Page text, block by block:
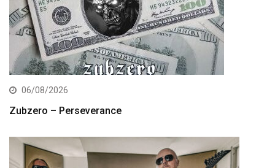
06/08/2026
Zubzero – Perseverance